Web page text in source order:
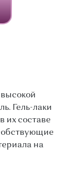
высокой
Гель-лаки
их составе
на